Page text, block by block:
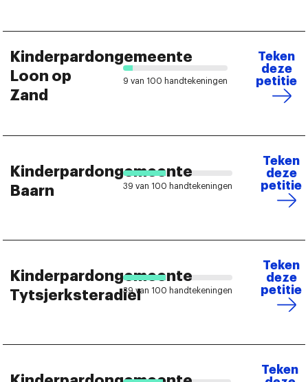
Kinderpardongemeente
Loon op
Zand
9 van 100 handtekeningen
Teken
deze
petitie
Kinderpardongemeente
Baarn
39 van 100 handtekeningen
Teken
deze
petitie
Kinderpardongemeente
Tytsjerksteradiel39 van 100 handtekeningen
Teken
deze
petitie
Teken